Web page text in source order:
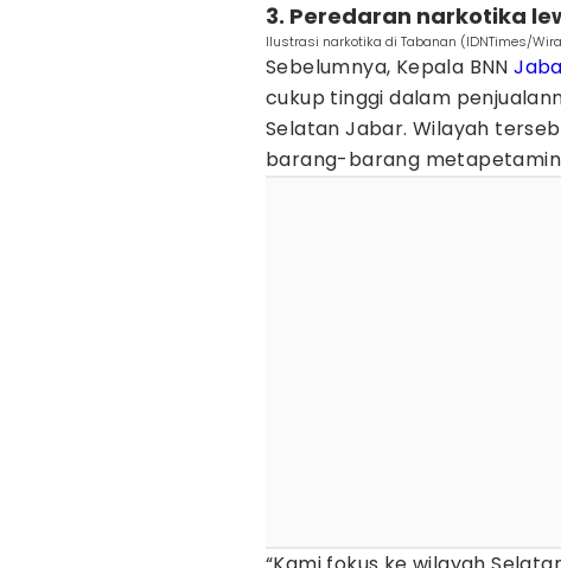
3. Peredaran narkotika
Ilustrasi narkotika di Tabanan (IDNTimes/
Sebelumnya, Kepala BNN
cukup tinggi dalam
Selatan Jabar. Wilayah
barang-barang